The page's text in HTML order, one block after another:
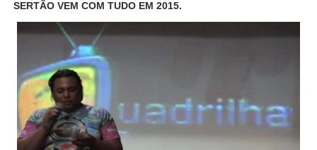
SERTÃO VEM COM TUDO EM 2015.